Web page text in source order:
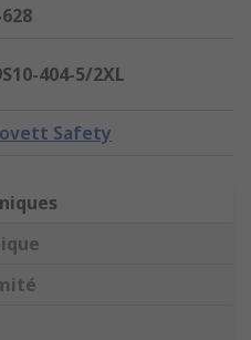
404-5/2XL
Safety